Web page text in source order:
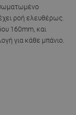
ροή ελευθέρως.
160mm, και
για κάθε μπάνιο.